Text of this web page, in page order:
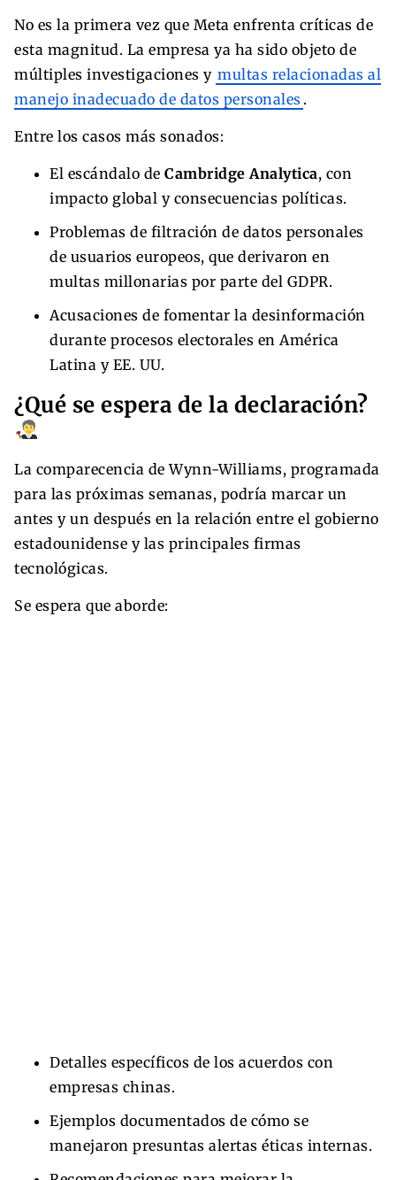
No es la primera vez que Meta enfrenta críticas de
esta magnitud. La empresa ya ha sido objeto de
múltiples investigaciones y multas relacionadas al
manejo inadecuado de datos personales .
Entre los casos más sonados:
El escándalo de Cambridge Analytica, con
impacto global y consecuencias políticas.
Problemas de filtración de datos personales
de usuarios europeos, que derivaron en
multas millonarias por parte del GDPR.
Acusaciones de fomentar la desinformación
durante procesos electorales en América
Latina y EE. UU.
¿Qué se espera de la declaración?
La comparecencia de Wynn-Williams, programada
para las próximas semanas, podría marcar un
antes y un después en la relación entre el gobierno
estadounidense y las principales firmas
tecnológicas.
Se espera que aborde:
Detalles específicos de los acuerdos con
empresas chinas.
Ejemplos documentados de cómo se
manejaron presuntas alertas éticas internas.